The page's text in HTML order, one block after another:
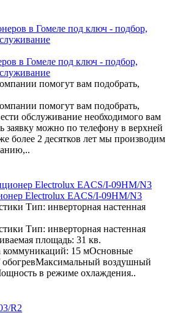
в Гомеле под ключ - подбор,
помогут вам подобрать,
помогут вам подобрать,
обслуживание необходимого вам
заявку можно по телефону в верхней
более 2 десятков лет мы производим
Electrolux EACS/I-09HM/N3
Тип: инверторная настенная
Тип: инверторная настенная
площадь: 31 кв.
коммуникаций: 15 мОсновные
воздушный
в режиме охлаждения..